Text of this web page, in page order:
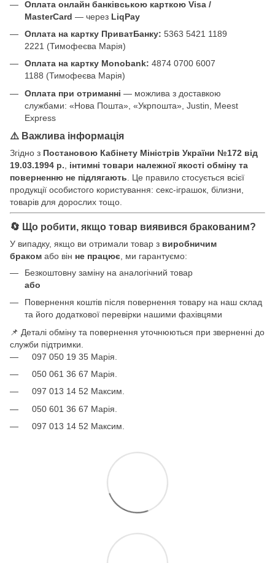
Оплата онлайн банківською карткою Visa /
MasterCard — через LiqPay
Оплата на картку ПриватБанку: 5363 5421 1189
2221 (Тимофеєва Марія)
Оплата на картку Monobank: 4874 0700 6007
1188 (Тимофеєва Марія)
Оплата при отриманні — можлива з доставкою
службами: «Нова Пошта», «Укрпошта», Justin, Meest
Express
⚠️ Важлива інформація
Згідно з Постановою Кабінету Міністрів України №172 від
19.03.1994 р.
інтимні товари належної якості обміну та
поверненню не підлягають . Це правило стосується всієї
продукції особистого користування: секс-іграшок, білизни,
товарів для дорослих тощо.
🔄 Що робити, якщо товар виявився бракованим?
У випадку, якщо ви отримали товар з виробничим
браком або він не працює , ми гарантуємо:
Безкоштовну заміну на аналогічний товар
або
Повернення коштів після повернення товару на наш склад
та його додаткової перевірки нашими фахівцями
📌 Деталі обміну та повернення уточнюються при зверненні до
служби підтримки.
097 050 19 35 Марія.
050 061 36 67 Марія.
097 013 14 52 Максим.
050 601 36 67 Марія.
097 013 14 52 Максим.